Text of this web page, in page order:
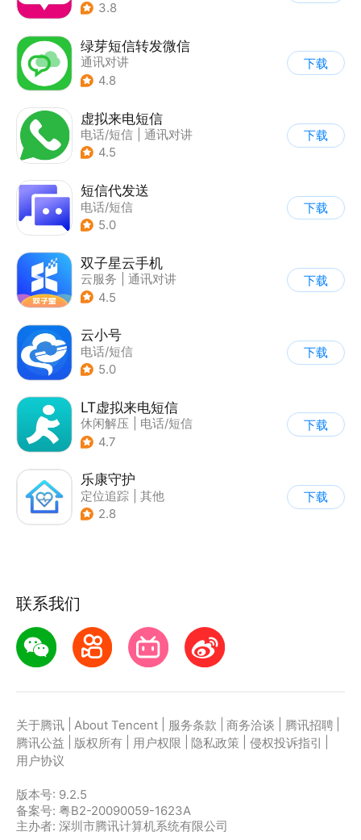
3.8
绿芽短信转发微信
通讯对讲
4.8
下载
虚拟来电短信
电话/短信
通讯对讲
4.5
下载
短信代发送
电话/短信
5.0
下载
双子星云手机
云服务
通讯对讲
4.5
下载
云小号
电话/短信
5.0
下载
LT虚拟来电短信
休闲解压
电话/短信
4.7
下载
乐康守护
定位追踪
其他
| 电话/短信
2.8
下载
联系我们
关于腾讯 About Tencent 服务条款 商务洽谈 腾讯招聘
腾讯公益
版权所有 用户权限 隐私政策 侵权投诉指引
用户协议
版本号: 9.2.5
备案号: 粤B2-20090059-1623A
主办者: 深圳市腾讯计算机系统有限公司